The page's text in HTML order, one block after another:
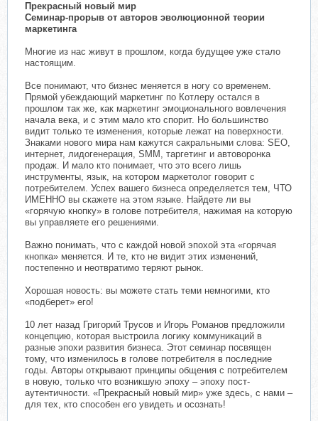
Прекрасный новый мир
Семинар-прорыв от авторов эволюционной теории
маркетинга
Многие из нас живут в прошлом, когда будущее уже стало
настоящим.
Все понимают, что бизнес меняется в ногу со временем.
Прямой убеждающий маркетинг по Котлеру остался в
прошлом так же, как маркетинг эмоционального вовлечения
начала века, и с этим мало кто спорит. Но большинство
видит только те изменения, которые лежат на поверхности.
Знаками нового мира нам кажутся сакральными слова: SEO,
интернет, лидогенерация, SMM, таргетинг и автоворонка
продаж. И мало кто понимает, что это всего лишь
инструменты, язык, на котором маркетолог говорит с
потребителем. Успех вашего бизнеса определяется тем, ЧТО
ИМЕННО вы скажете на этом языке. Найдете ли вы
«горячую кнопку» в голове потребителя, нажимая на которую
вы управляете его решениями.
Важно понимать, что с каждой новой эпохой эта «горячая
кнопка» меняется. И те, кто не видит этих изменений,
постепенно и неотвратимо теряют рынок.
Хорошая новость: вы можете стать теми немногими, кто
«подберет» его!
10 лет назад Григорий Трусов и Игорь Романов предложили
концепцию, которая выстроила логику коммуникаций в
разные эпохи развития бизнеса. Этот семинар посвящен
тому, что изменилось в голове потребителя в последние
годы. Авторы открывают принципы общения с потребителем
в новую, только что возникшую эпоху – эпоху пост-
аутентичности. «Прекрасный новый мир» уже здесь, с нами –
для тех, кто способен его увидеть и осознать!